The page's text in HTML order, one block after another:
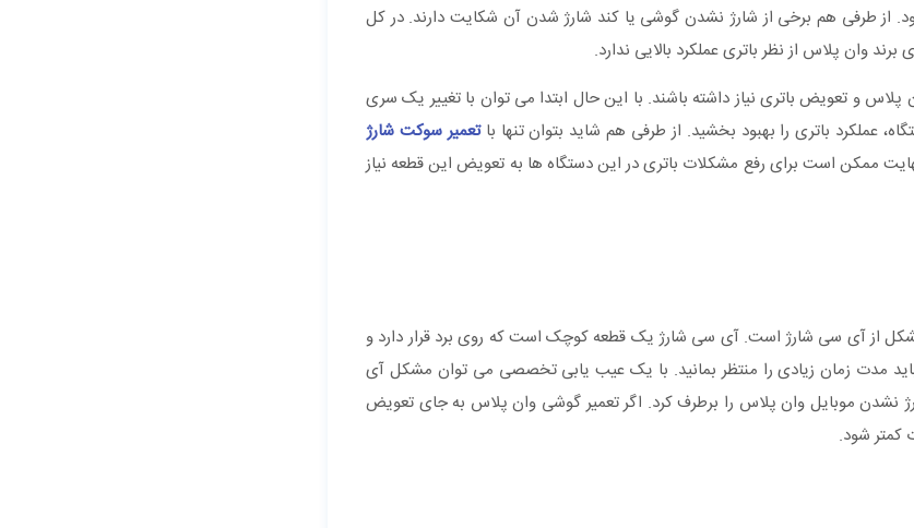
از طرفی هم برخی از شارژ نشدن گوشی یا کند شارژ شدن آن شکایت دارند. در کل
وان پلاس از نظر باتری عملکرد بالایی ندارد.
و تعویض باتری نیاز داشته باشند. با این حال ابتدا می توان با تغییر یک سری
عملکرد باتری را بهبود بخشید. از طرفی هم شاید بتوان تنها باتعمیر سوکت شارژ
ممکن است برای رفع مشکلات باتری در این دستگاه ها به تعویض این قطعه نیاز
از آی سی شارژ است. آی سی شارژ یک قطعه کوچک است که روی برد قرار دارد و
مدت زمان زیادی را منتظر بمانید. با یک عیب یابی تخصصی می توان مشکل آی
موبایل وان پلاس را برطرف کرد. اگر تعمیر گوشی وان پلاس به جای تعویض
کمتر شود.